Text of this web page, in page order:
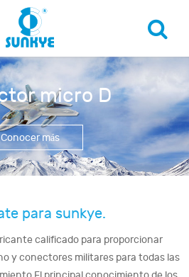
micro D
Conocer más
para sunkye.
calificado para proporcionar
y conectores militares para todas las